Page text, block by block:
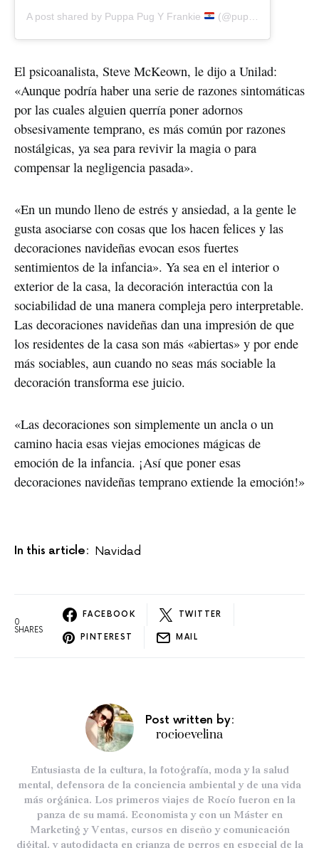
A post shared by Puppa Pug Y Frankie (@puppapug) on
El psicoanalista, Steve McKeown, le dijo a Unilad:
«Aunque podría haber una serie de razones sintomáticas
por las cuales alguien querría poner adornos
obsesivamente temprano, es más común por razones
nostálgicas, ya sea para revivir la magia o para
compensar la negligencia pasada».
«En un mundo lleno de estrés y ansiedad, a la gente le
gusta asociarse con cosas que los hacen felices y las
decoraciones navideñas evocan esos fuertes
sentimientos de la infancia». Ya sea en el interior o
exterior de la casa, la decoración interactúa con la
sociabilidad de una manera compleja pero interpretable.
Las decoraciones navideñas dan una impresión de que
los residentes de la casa son más «abiertas» y por ende
más sociables, aun cuando no seas más sociable la
decoración transforma ese juicio.
«Las decoraciones son simplemente un ancla o un
camino hacia esas viejas emociones mágicas de
emoción de la infancia. ¡Así que poner esas
decoraciones navideñas temprano extiende la emoción!»
In this article: Navidad
0
SHARES
FACEBOOK TWITTER
PINTEREST MAIL
Post written by:
rocioevelina
Entusiasta de la cultura, la fotografía, moda y la salud
mental, defensora de la conciencia ambiental y de una vida
más orgánica. Los primeros viajes de Rocío fueron en la
panza de su mamá. Economista y con un Máster en
Marketing y Ventas, cursos en diseño y comunicación
digital, y autodidacta en crianza de perros en especial de la